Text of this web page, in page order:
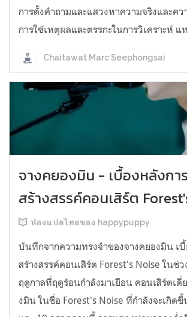
การตั้งคำถามและแสวงหาความจริงและค
การใช้เหตุผลและตรรกะในการวิเคราะห์ แ
Chaitawat Marc Seephongsai
จางคยองมิน - เบื้องหลังการ
สร้างสรรค์คอนเสิร์ต
ห้องแปลไทยของ happypuppy
บันทึกจากความทรงจำของจางคยองมิน เ
สร้างสรรค์คอนเสิร์ต Forest's Noise ในช่ว
ฤดูกาลที่ฤดูร้อนกำลังมาเยือน คอนเสิร์ตเดี่
งมิน ในชื่อ Forest's Noise ที่กำลังจะเกิด